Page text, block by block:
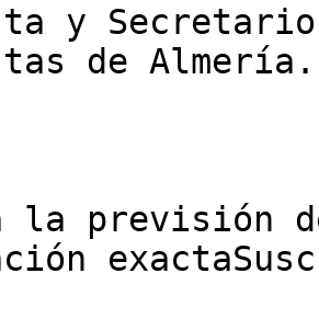
y
de Almería.
la previsión